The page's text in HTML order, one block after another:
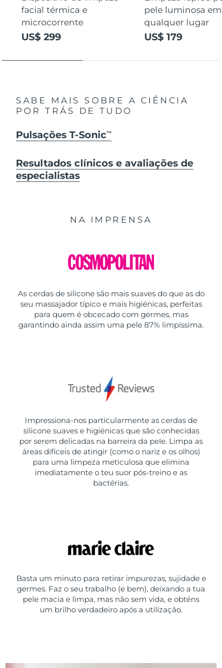
facial térmica e
microcorrente
US$ 299
pele luminosa em
qualquer lugar
US$ 179
SABE MAIS SOBRE A CIÊNCIA
POR TRÁS DE TUDO
Pulsações T-SonicTM
Resultados clínicos e avaliações de
especialistas
NA IMPRENSA
As cerdas de silicone são mais suaves do que as do
seu massajador típico e mais higiénicas, perfeitas
para quem é obcecado com germes, mas
garantindo ainda assim uma pele 87% limpíssima.
Impressiona-nos particularmente as cerdas de
silicone suaves e higiénicas que são conhecidas
por serem delicadas na barreira da pele. Limpa as
áreas difíceis de atingir (como o nariz e os olhos)
para uma limpeza meticulosa que elimina
imediatamente o teu suor pós-treino e as
bactérias.
Basta um minuto para retirar impurezas, sujidade e
germes. Faz o seu trabalho (e bem), deixando a tua
pele macia e limpa, mas não sem vida, e obténs
um brilho verdadeiro após a utilização.